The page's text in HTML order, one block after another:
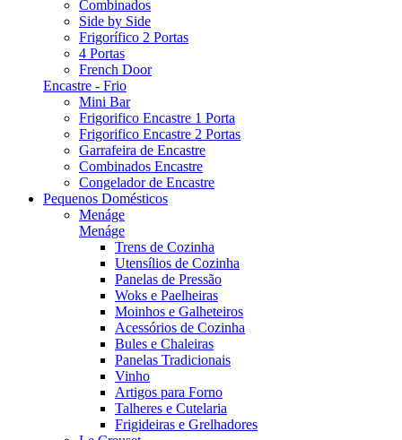
Combinados
Side by Side
Frigorífico 2 Portas
4 Portas
French Door
Encastre - Frio
Mini Bar
Frigorifico Encastre 1 Porta
Frigorifico Encastre 2 Portas
Garrafeira de Encastre
Combinados Encastre
Congelador de Encastre
Pequenos Domésticos
Menáge
Menáge
Trens de Cozinha
Utensílios de Cozinha
Panelas de Pressão
Woks e Paelheiras
Moinhos e Galheteiros
Acessórios de Cozinha
Bules e Chaleiras
Panelas Tradicionais
Vinho
Artigos para Forno
Talheres e Cutelaria
Frigideiras e Grelhadores